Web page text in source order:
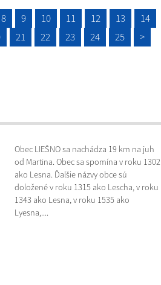
8 9 10 11 12 13
14
21 22 23 24 25 >
Obec LIEŠNO sa nachádza 19 km na juh
od Martina. Obec sa spomína v roku 1302
ako Lesna. Ďalšie názvy obce sú
doložené v roku 1315 ako Lescha, v roku
1343 ako Lesna, v roku 1535 ako
Lyesna,....